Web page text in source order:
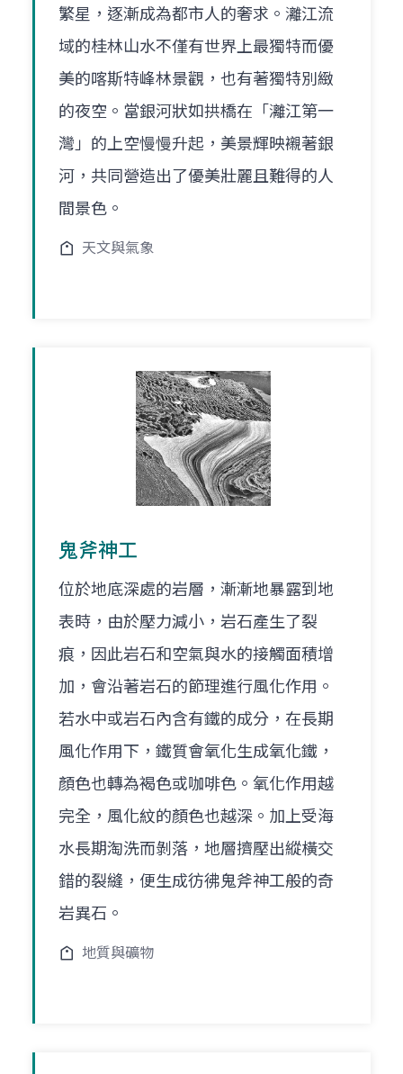
繁星，逐漸成為都市人的奢求。灕江流
域的桂林山水不僅有世界上最獨特而優
美的喀斯特峰林景觀，也有著獨特別緻
的夜空。當銀河狀如拱橋在「灕江第一
灣」的上空慢慢升起，美景輝映襯著銀
河，共同營造出了優美壯麗且難得的人
間景色。
天文與氣象
鬼斧神工
位於地底深處的岩層，漸漸地暴露到地
表時，由於壓力減小，岩石產生了裂
痕，因此岩石和空氣與水的接觸面積增
加，會沿著岩石的節理進行風化作用。
若水中或岩石內含有鐵的成分，在長期
風化作用下，鐵質會氧化生成氧化鐵，
顏色也轉為褐色或咖啡色。氧化作用越
完全，風化紋的顏色也越深。加上受海
水長期淘洗而剝落，地層擠壓出縱橫交
錯的裂縫，便生成彷彿鬼斧神工般的奇
岩異石。
地質與礦物